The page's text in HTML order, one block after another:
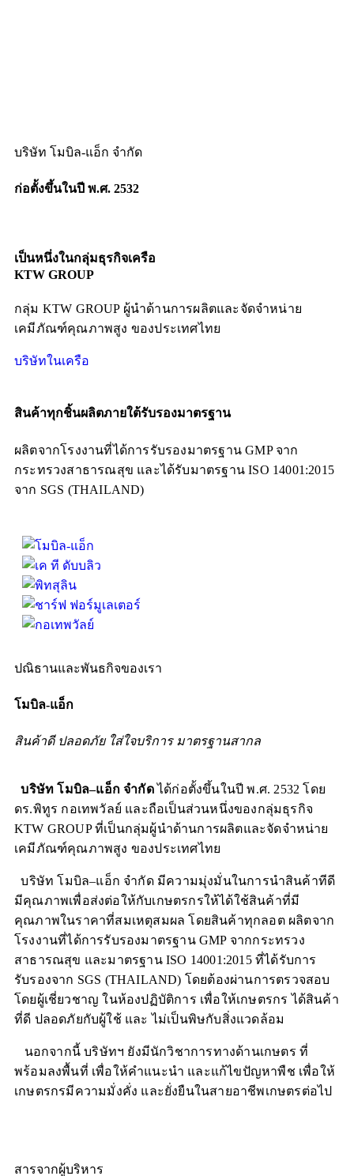
บริษัท โมบิล-แอ็ก จำกัด
ก่อตั้งขึ้นในปี พ.ศ. 2532
เป็นหนึ่งในกลุ่มธุรกิจเครือ
KTW GROUP
กลุ่ม KTW GROUP ผู้นำด้านการผลิตและจัดจำหน่าย
เคมีภัณฑ์คุณภาพสูง ของประเทศไทย
บริษัทในเครือ
สินค้าทุกชิ้นผลิตภายใต้รับรองมาตรฐาน
ผลิตจากโรงงานที่ได้การรับรองมาตรฐานGMP จาก
กระทรวงสาธารณสุข และได้รับมาตรฐานISO 14001:2015
จาก SGS (THAILAND)
ปณิธานและพันธกิจของเรา
โมบิล-แอ็ก
สินค้าดี ปลอดภัย ใส่ใจบริการ มาตรฐานสากล
บริษัท โมบิล–แอ็ก จำกัดได้ก่อตั้งขึ้นในปี พ.ศ. 2532โดย
ดร.พิทูร กอเทพวัลย์ และถือเป็นส่วนหนึ่งของกลุ่มธุรกิจ
KTW GROUPที่เป็นกลุ่มผู้นำด้านการผลิตและจัดจำหน่าย
เคมีภัณฑ์คุณภาพสูง ของประเทศไทย
บริษัท โมบิล–แอ็ก จำกัด มีความมุ่งมั่นในการนำสินค้าทีดี
มีคุณภาพเพื่อส่งต่อให้กับเกษตรกรให้ได้ใช้สินค้าที่มี
คุณภาพในราคาที่สมเหตุสมผล โดยสินค้าทุกลอต ผลิตจาก
โรงงานที่ได้การรับรองมาตรฐาน GMP จากกระทรวง
สาธารณสุข และมาตรฐาน ISO 14001:2015 ที่ได้รับการ
รับรองจาก SGS (THAILAND) โดยต้องผ่านการตรวจสอบ
โดยผู้เชี่ยวชาญ ในห้องปฏิบัติการ เพื่อให้เกษตรกร ได้สินค้า
ที่ดี ปลอดภัยกับผู้ใช้ และ ไม่เป็นพิษกับสิ่งแวดล้อม
นอกจากนี้ บริษัทฯ ยังมีนักวิชาการทางด้านเกษตร ที่
พร้อมลงพื้นที่ เพื่อให้คำแนะนำ และแก้ไขปัญหาพืช เพื่อให้
เกษตรกรมีความมั่งคั่ง และยั่งยืนในสายอาชีพเกษตรต่อไป
สารจากผู้บริหาร